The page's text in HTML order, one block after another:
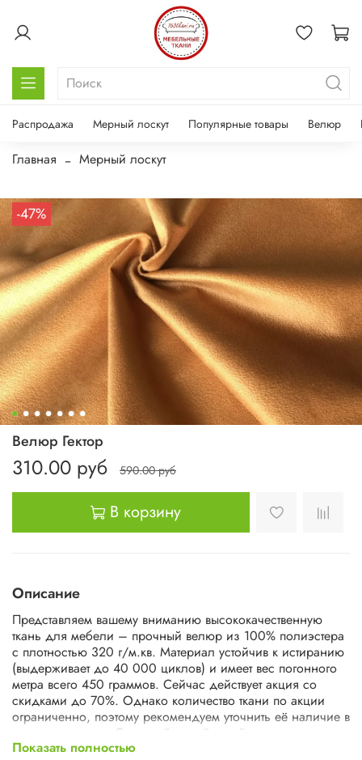
Распродажа Мерный лоскут Популярные товары Велюр
Главная Мерный лоскут
-47%
Велюр Гектор
310.00 руб 590.00 руб
В корзину
Описание
Представляем вашему вниманию высококачественную
ткань для мебели – прочный велюр из 100% полиэстера
с плотностью 320 г/м.кв. Материал устойчив к истиранию
(выдерживает до 40 000 циклов) и имеет вес погонного
метра всего 450 граммов. Сейчас действует акция со
скидками до 70%. Однако количество ткани по акции
ограниченно, поэтому рекомендуем уточнить её наличие в
нашем магазине. Стильный дизайн этой модели
идеально подойдёт как для дома, так и для дачи, а также
Показать полностью